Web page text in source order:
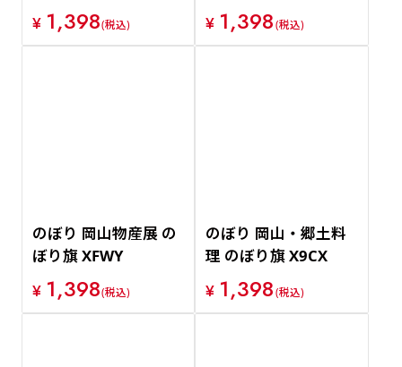
¥ 1,398(税込) ¥ 1,398(税込)
のぼり 岡山物産展 の
ぼり旗 XFWY
¥ 1,398(税込)
のぼり 岡山・郷土料
理 のぼり旗 X9CX
¥ 1,398(税込)